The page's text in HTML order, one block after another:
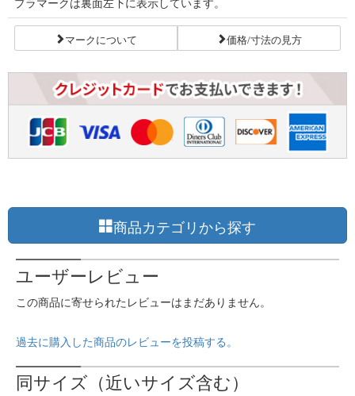
プラマークは裏面左下に表示しています。
マークについて 価格/寸法の見方
商品カテゴリから探す
ユーザーレビュー
この商品に寄せられたレビューはまだありません。
過去に購入した商品のレビューを投稿する。
同サイズ（近いサイズ含む）